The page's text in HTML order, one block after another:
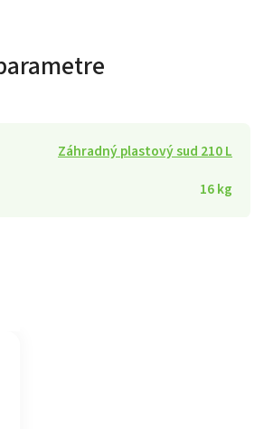
Záhradný plastový sud 210 L
16 kg